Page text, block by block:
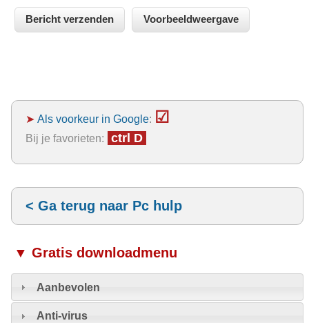
➤ Als voorkeur in Google: ☑
Bij je favorieten: ctrl D
< Ga terug naar Pc hulp
▼ Gratis downloadmenu
Aanbevolen
Anti-virus